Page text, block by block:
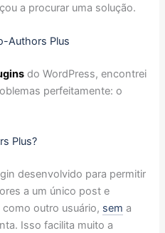
a procurar uma solução.
Authors Plus
do WordPress, encontrei
perfeitamente: o
Plus?
desenvolvido para permitir
a um único post e
outro usuário, sem a
Isso facilita muito a